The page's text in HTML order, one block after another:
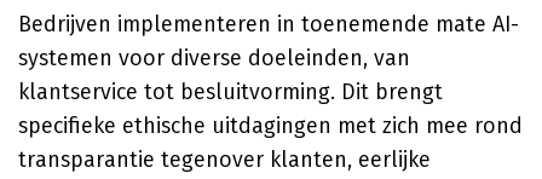
Bedrijven implementeren in toenemende mate AI-
systemen voor diverse doeleinden, van
klantservice tot besluitvorming. Dit brengt
specifieke ethische uitdagingen met zich mee rond
transparantie tegenover klanten, eerlijke